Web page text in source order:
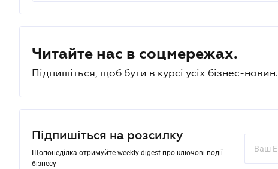
Читайте нас в соцмережах.
Підпишіться, щоб бути в курсі усіх бізнес-новин.
Підпишіться на розсилку
Щопонеділка отримуйте weekly-digest про ключові події
бізнесу